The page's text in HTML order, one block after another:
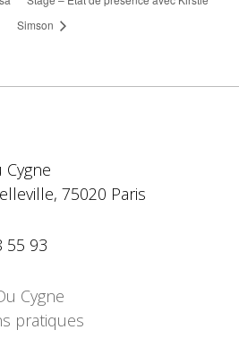
Simson
Cygne
75020 Paris
55 93
Cygne
pratiques